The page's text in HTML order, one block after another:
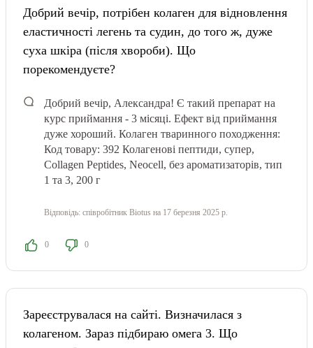
Добрий вечір, потрібен колаген для відновлення
еластичності легень та судин, до того ж, дуже
суха шкіра (після хвороби). Що
порекомендуєте?
Добрий вечір, Александра! Є такий препарат на
курс приймання - 3 місяці. Ефект від приймання
дуже хороший. Колаген тваринного походження:
Код товару: 392 Колагенові пептиди, супер,
Collagen Peptides, Neocell, без ароматизаторів, тип
1 та 3, 200 г
Відповідь: співробітник Biotus на 17 березня 2025 р.
0 0
Зареєструвалася на сайті. Визначилася з
колагеном. Зараз підбираю омега 3. Що